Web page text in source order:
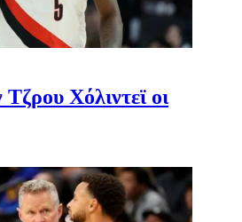
Χόλιντεϊ οι